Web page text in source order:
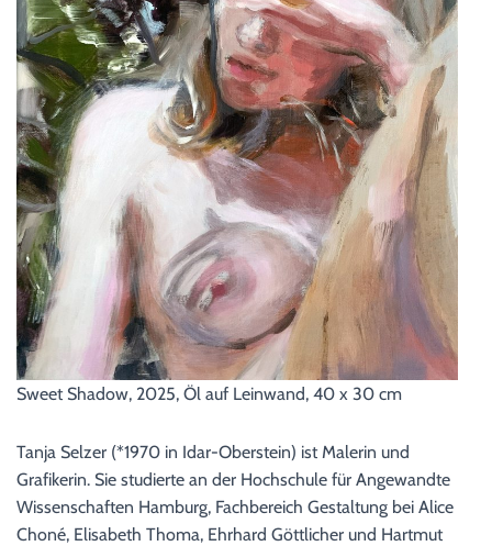
Sweet Shadow, 2025, Öl auf Leinwand, 40 x 30 cm
Tanja Selzer (*1970 in Idar-Oberstein) ist Malerin und
Grafikerin. Sie studierte an der Hochschule für Angewandte
Wissenschaften Hamburg, Fachbereich Gestaltung bei Alice
Choné, Elisabeth Thoma, Ehrhard Göttlicher und Hartmut